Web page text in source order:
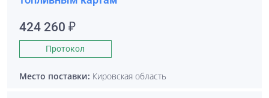
424 260 ₽
Протокол
Место поставки: Кировская область